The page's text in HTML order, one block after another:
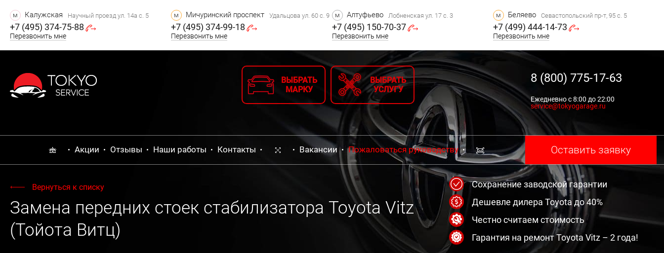
м Калужская Научный проезд ул. 14а с. 5
+7 (495) 374-75-88
Перезвонить мне
м Мичуринский проспект Удальцова ул. 60 с. 9
+7 (495) 374-99-18
Перезвонить мне
м Алтуфьево Лобненская ул. 17 с. 3
+7 (495) 150-70-37
Перезвонить мне
м Беляево Севастопольский пр-т, 95 с. 5
+7 (499) 444-14-73
Перезвонить мне
ВЫБРАТЬ
МАРКУ
ВЫБРАТЬ
УСЛУГУ
8 (800) 775-17-63
Ежедневно с 8:00 до 22:00
service@tokyogarage.ru
Акции Отзывы Наши работы Контакты Вакансии Пожаловаться руководству Оставить заявку
Вернуться к списку
Замена передних стоек стабилизатора Toyota Vitz
(Тойота Витц)
Сохранение заводской гарантии
Дешевле дилера Toyota до 40%
Честно считаем стоимость
Гарантия на ремонт Toyota Vitz – 2 года!